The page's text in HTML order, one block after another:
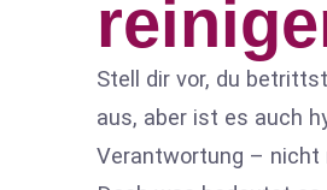
Stell dir vor, du
aus, aber ist es auch
Verantwortung – nicht